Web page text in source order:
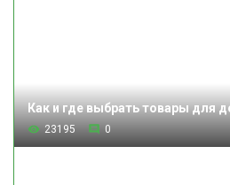
Как и где выбрать товары для
23195 0